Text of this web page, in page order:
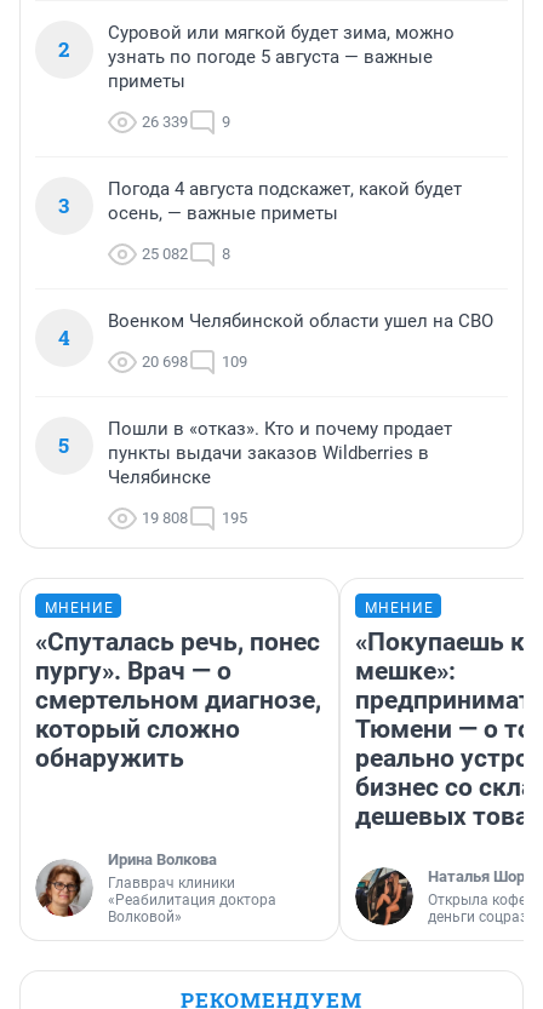
2
Суровой или мягкой будет зима, можно
узнать по погоде 5 августа — важные
приметы
26 339 9
3
Погода 4 августа подскажет, какой будет
осень, — важные приметы
25 082 8
4
Военком Челябинской области ушел на СВО
20 698 109
5
Пошли в «отказ». Кто и почему продает
пункты выдачи заказов Wildberries в
Челябинске
19 808 195
МНЕНИЕ
«Спуталась речь, понес
пургу». Врач — о
смертельном диагнозе,
который сложно
обнаружить
Ирина Волкова
Главврач клиники
«Реабилитация доктора
Волковой»
МНЕНИЕ
«Покупаешь
мешке»:
Тюмени — о
реально
бизнес со
дешевых
Наталья
Открыла
деньги
РЕКОМЕНДУЕМ